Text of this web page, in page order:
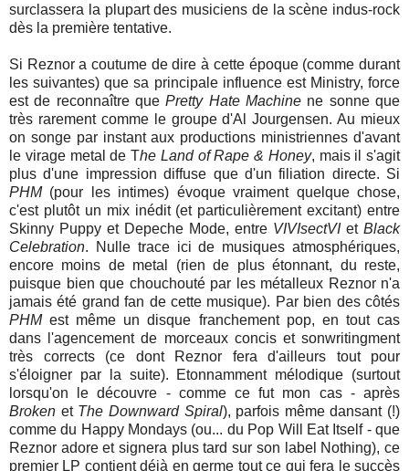
surclassera la plupart des musiciens de la scène indus-rock
dès la première tentative.
Si Reznor a coutume de dire à cette époque (comme durant
les suivantes) que sa principale influence est Ministry, force
est de reconnaître quePretty Hate Machine ne sonne que
très rarement comme le groupe d'Al Jourgensen. Au mieux
on songe par instant aux productions ministriennes d'avant
le virage metal de The Land of Rape & Honey, mais il s'agit
plus d'une impression diffuse que d'un filiation directe. Si
PHM (pour les intimes) évoque vraiment quelque chose,
c'est plutôt un mix inédit (et particulièrement excitant) entre
Skinny Puppy et Depeche Mode, entre VIVIsectVIet Black
Celebration. Nulle trace ici de musiques atmosphériques,
encore moins de metal (rien de plus étonnant, du reste,
puisque bien que chouchouté par les métalleux Reznor n'a
jamais été grand fan de cette musique). Par bien des côtés
PHMest même un disque franchement pop, en tout cas
dans l'agencement de morceaux concis et sonwritingment
très corrects (ce dont Reznor fera d'ailleurs tout pour
s'éloigner par la suite). Etonnamment mélodique (surtout
lorsqu'on le découvre - comme ce fut mon cas - après
Broken et The Downward Spiral), parfois même dansant (!)
comme du Happy Mondays (ou... du Pop Will Eat Itself - que
Reznor adore et signera plus tard sur son label Nothing), ce
premier LP contient déjà en germe tout ce qui fera le succès